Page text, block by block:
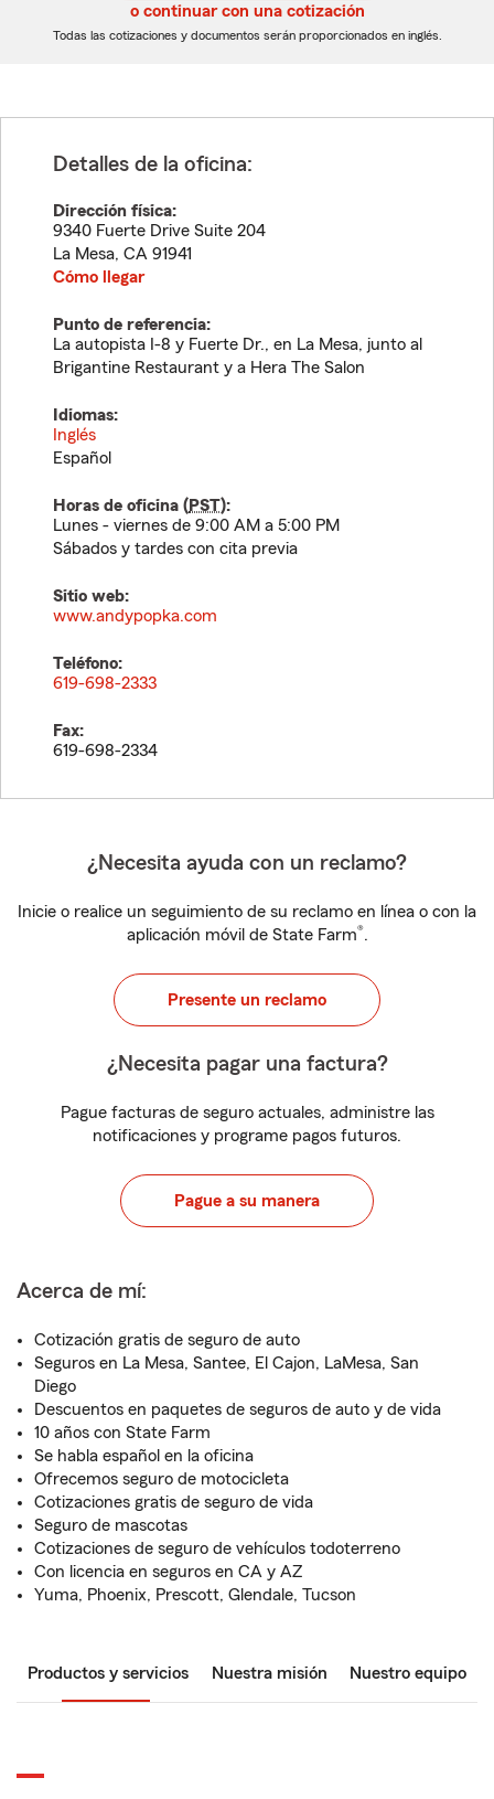
dígitos
dígitos
o continuar con una cotización
Todas las cotizaciones y documentos serán proporcionados en inglés.
Detalles de la oficina:
Dirección física:
9340 Fuerte Drive Suite 204
La Mesa, CA 91941
Cómo llegar
Punto de referencia:
La autopista I-8 y Fuerte Dr., en La Mesa, junto al
Brigantine Restaurant y a Hera The Salon
Idiomas:
Inglés
Español
Horas de oficina (PST):
Lunes - viernes de 9:00 AM a 5:00 PM
Sábados y tardes con cita previa
Sitio web:
www.andypopka.com
Teléfono:
619-698-2333
Fax:
619-698-2334
¿Necesita ayuda con un reclamo?
Inicie o realice un seguimiento de su reclamo en línea o con la
aplicación móvil de State Farm®.
Presente un reclamo
¿Necesita pagar una factura?
Pague facturas de seguro actuales, administre las
notificaciones y programe pagos futuros.
Pague a su manera
Acerca de mí:
Cotización gratis de seguro de auto
Seguros en La Mesa, Santee, El Cajon, LaMesa, San
Diego
Descuentos en paquetes de seguros de auto y de vida
10 años con State Farm
Se habla español en la oficina
Ofrecemos seguro de motocicleta
Cotizaciones gratis de seguro de vida
Seguro de mascotas
Cotizaciones de seguro de vehículos todoterreno
Con licencia en seguros en CA y AZ
Yuma, Phoenix, Prescott, Glendale, Tucson
Productos y servicios Nuestra misión Nuestro equipo